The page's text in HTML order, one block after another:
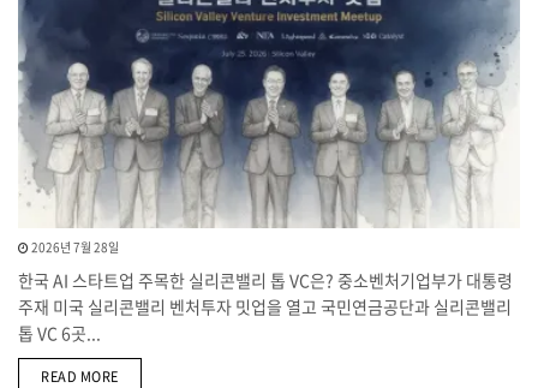
2026년 7월 28일
한국 AI 스타트업 주목한 실리콘밸리 톱 VC은? 중소벤처기업부가 대통령
주재 미국 실리콘밸리 벤처투자 밋업을 열고 국민연금공단과 실리콘밸리
톱 VC 6곳...
READ MOREDETAILS